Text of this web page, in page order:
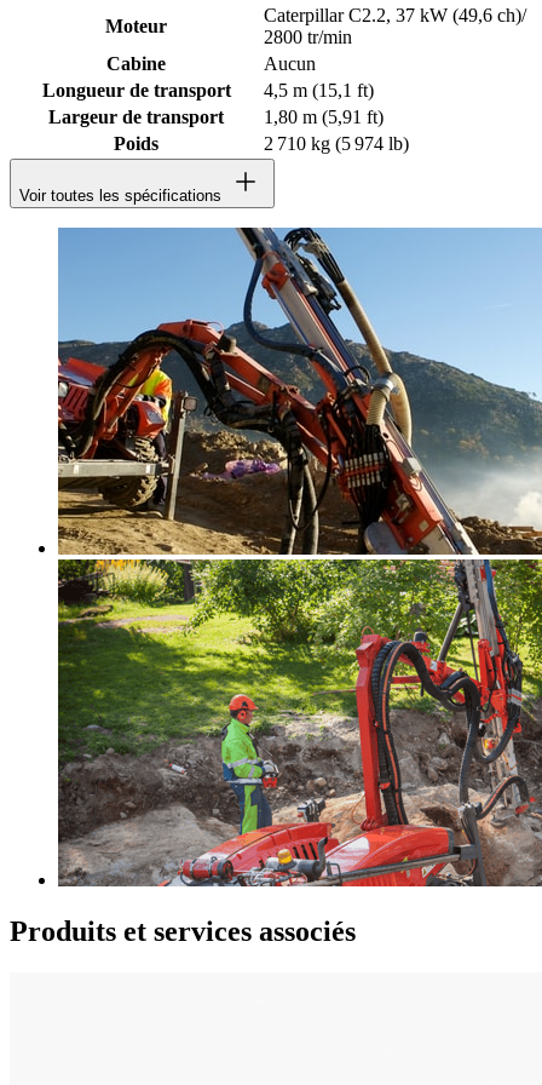
Moteur
Caterpillar C2.2, 37 kW (49,6 ch)/
2800 tr/min
Cabine
Aucun
Longueur de transport
4,5 m (15,1 ft)
Largeur de transport
1,80 m (5,91 ft)
Poids
2 710 kg (5 974 lb)
Voir toutes les spécifications
Produits et services associés